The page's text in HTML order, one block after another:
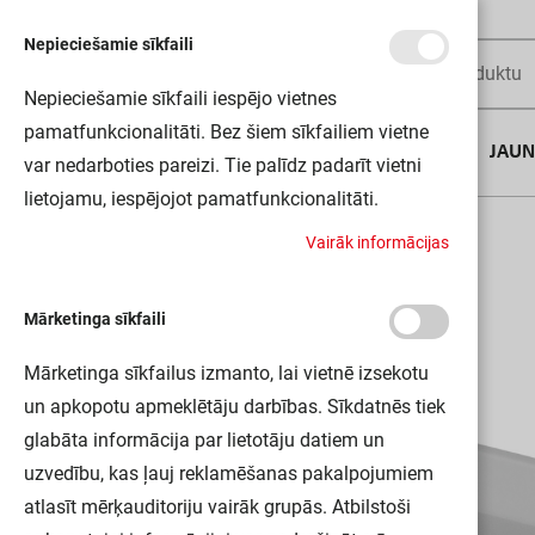
LS AY-PW02/EC 50X2 LEDV
Nepieciešamie sīkfaili
Nepieciešamie sīkfaili iespējo vietnes
pamatfunkcionalitāti. Bez šiem sīkfailiem vietne
var nedarboties pareizi. Tie palīdz padarīt vietni
lietojamu, iespējojot pamatfunkcionalitāti.
Vairāk informācijas
Mārketinga sīkfaili
Mārketinga sīkfailus izmanto, lai vietnē izsekotu
un apkopotu apmeklētāju darbības. Sīkdatnēs tiek
glabāta informācija par lietotāju datiem un
uzvedību, kas ļauj reklamēšanas pakalpojumiem
atlasīt mērķauditoriju vairāk grupās. Atbilstoši